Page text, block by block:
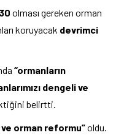
olması gereken orman
koruyacak devrimci
“ormanların
dengeli ve
belirtti.
orman reformu”oldu.